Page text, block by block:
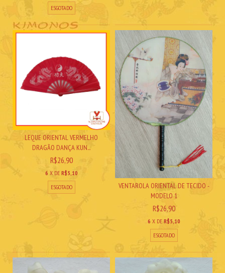
ESGOTADO
LEQUE ORIENTAL VERMELHO
DRAGÃO DANÇA KUN...
R$26,90
6 X DE R$5,10
ESGOTADO
VENTAROLA ORIENTAL DE TECIDO -
MODELO 1
R$26,90
6 X DE R$5,10
ESGOTADO